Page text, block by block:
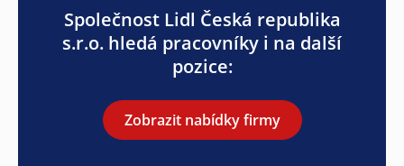
Společnost Lidl Česká republika
s.r.o. hledá pracovníky i na další
pozice:
Zobrazit nabídky firmy